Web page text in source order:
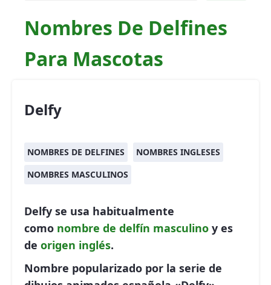
Nombres De Delfines
Para Mascotas
Delfy
NOMBRES DE DELFINES
NOMBRES INGLESES
NOMBRES MASCULINOS
Delfy se usa habitualmente
como nombre de delfín masculino y es
de origen inglés.
Nombre popularizado por la serie de